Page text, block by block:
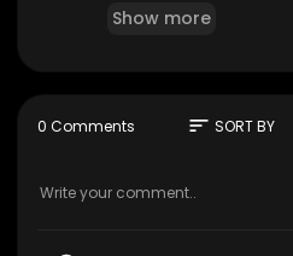
الغربية لفهم ما يحص
Show more
0 Comments sort SORT BY